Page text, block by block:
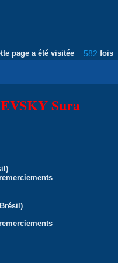
page a été visitée 582 fois
Sura